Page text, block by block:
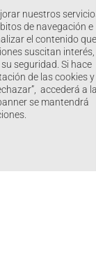
nuestros
de navegación e
el contenido que
suscitan interés,
seguridad. Si hace
de las cookies y
accederá a
se mantendrá